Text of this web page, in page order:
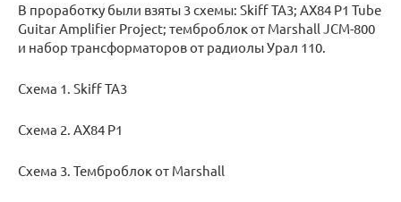
В проработку были взяты 3 схемы: Skiff TA3; AX84 P1 Tube
Guitar Amplifier Project; темброблок от Marshall JCM-800
и набор трансформаторов от радиолы Урал 110.
Схема 1. Skiff TA3
Схема 2. AX84 P1
Схема 3. Темброблок от Marshall